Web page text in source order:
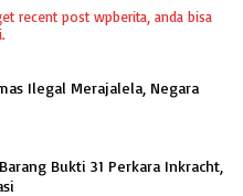
recent post wpberita, anda bisa
Ilegal Merajalela, Negara
Bukti 31 Perkara Inkracht,